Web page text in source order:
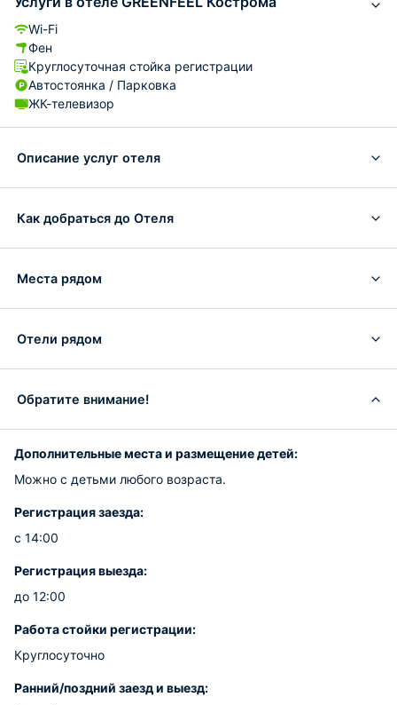
Wi-Fi
Фен
Круглосуточная стойка регистрации
Автостоянка / Парковка
ЖК-телевизор
Описание услуг отеля
Как добраться до Отеля
Места рядом
Отели рядом
Обратите внимание!
Дополнительные места и размещение детей:
Можно с детьми любого возраста.
Регистрация заезда:
с 14:00
Регистрация выезда:
до 12:00
Работа стойки регистрации:
Круглосуточно
Ранний/поздний заезд и выезд: